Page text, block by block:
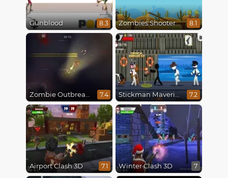
Gunblood 8.3 Zombies Shooter 8.1
Zombie Outbreak Arena 7.4 Stickman Maverick: Bad Boys Killer 7.2
Airport Clash 3D 7.1 Winter Clash 3D 7